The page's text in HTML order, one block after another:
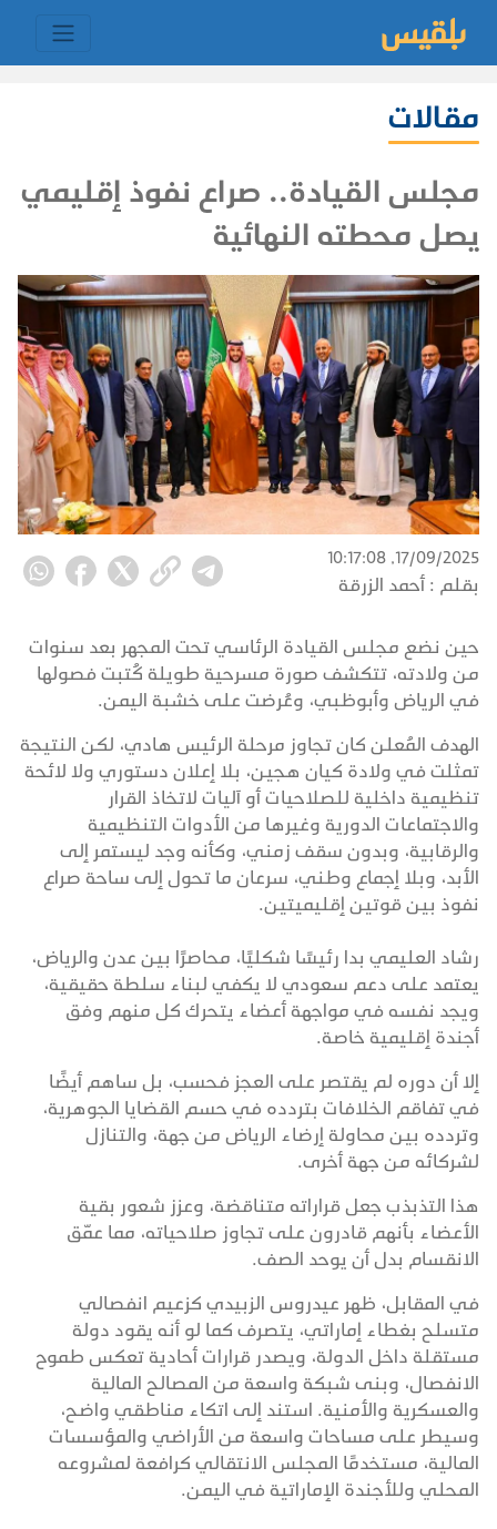
مقالات
مجلس القيادة.. صراع نفوذ إقليمي
يصل محطته النهائية
17/09/2025, 10:17:08
بقلم : أحمد الزرقة
حين نضع مجلس القيادة الرئاسي تحت المجهر بعد سنوات
من ولادته، تتكشف صورة مسرحية طويلة كُتبت فصولها
في الرياض وأبوظبي، وعُرضت على خشبة اليمن.
الهدف المُعلن كان تجاوز مرحلة الرئيس هادي، لكن النتيجة
تمثلت في ولادة كيان هجين، بلا إعلان دستوري ولا لائحة
تنظيمية داخلية للصلاحيات أو آليات لاتخاذ القرار
والاجتماعات الدورية وغيرها من الأدوات التنظيمية
والرقابية، وبدون سقف زمني، وكأنه وجد ليستمر إلى
الأبد، وبلا إجماع وطني، سرعان ما تحول إلى ساحة صراع
نفوذ بين قوتين إقليميتين.
رشاد العليمي بدا رئيسًا شكليًا، محاصرًا بين عدن والرياض،
يعتمد على دعم سعودي لا يكفي لبناء سلطة حقيقية،
ويجد نفسه في مواجهة أعضاء يتحرك كل منهم وفق
أجندة إقليمية خاصة.
إلا أن دوره لم يقتصر على العجز فحسب، بل ساهم أيضًا
في تفاقم الخلافات بتردده في حسم القضايا الجوهرية،
وتردده بين محاولة إرضاء الرياض من جهة، والتنازل
لشركائه من جهة أخرى.
هذا التذبذب جعل قراراته متناقضة، وعزز شعور بقية
الأعضاء بأنهم قادرون على تجاوز صلاحياته، مما عمّق
الانقسام بدل أن يوحد الصف.
في المقابل، ظهر عيدروس الزبيدي كزعيم انفصالي
متسلح بغطاء إماراتي، يتصرف كما لو أنه يقود دولة
مستقلة داخل الدولة، ويصدر قرارات أحادية تعكس طموح
الانفصال، وبنى شبكة واسعة من المصالح المالية
والعسكرية والأمنية. استند إلى اتكاء مناطقي واضح،
وسيطر على مساحات واسعة من الأراضي والمؤسسات
المالية، مستخدمًا المجلس الانتقالي كرافعة لمشروعه
المحلي وللأجندة الإماراتية في اليمن.